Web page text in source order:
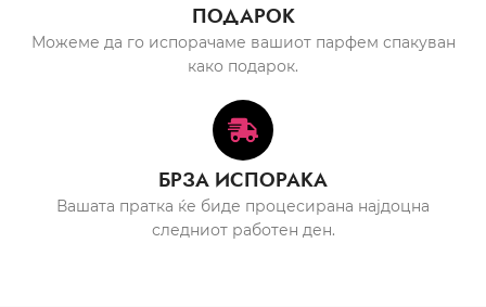
ПОДАРОК
Можеме да го испорачаме вашиот парфем спакуван
како подарок.
БРЗА ИСПОРАКА
Вашата пратка ќе биде процесирана најдоцна
следниот работен ден.